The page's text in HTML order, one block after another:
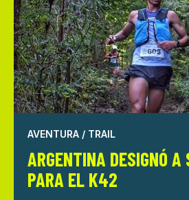
AVENTURA / TRAIL
ARGENTINA DESIGNÓ A
PARA EL K42